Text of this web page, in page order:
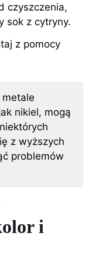
czyszczenia,
sok z cytryny.
z pomocy
nikiel, mogą
z wyższych
problemów
i